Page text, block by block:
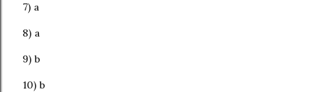
7) a
8) a
9) b
10) b